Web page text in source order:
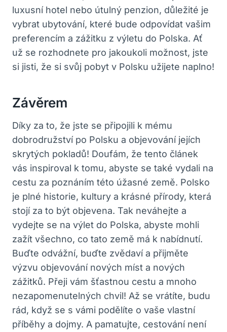
luxusní hotel nebo útulný penzion, důležité je
vybrat ubytování, které bude odpovídat vašim
preferencím a zážitku z výletu do Polska. Ať
už se rozhodnete pro jakoukoli možnost, jste
si jisti, že si svůj pobyt v Polsku užijete naplno!
Závěrem
Díky za to, že jste se připojili k mému
dobrodružství po Polsku a objevování jejích
skrytých pokladů! Doufám, že tento článek
vás inspiroval k tomu, abyste se také vydali na
cestu za poznáním této úžasné země. Polsko
je plné historie, kultury a krásné přírody, která
stojí za to být objevena. Tak neváhejte a
vydejte se na výlet do Polska, abyste mohli
zažít všechno, co tato země má k nabídnutí.
Buďte odvážní, buďte zvědaví a přijměte
výzvu objevování nových míst a nových
zážitků. Přeji vám šťastnou cestu a mnoho
nezapomenutelných chvil! Až se vrátíte, budu
rád, když se s vámi podělíte o vaše vlastní
příběhy a dojmy. A pamatujte, cestování není